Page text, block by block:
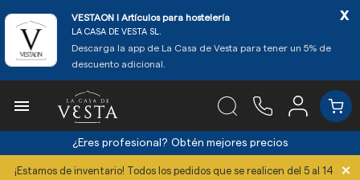
VESTAON l Artículos para hostelería
LA CASA DE VESTA SL.
Descarga la app de La Casa de Vesta para tener un 5% de
descuento adicional.
x

¿Eres profesional? Obtén mejores precios
¡Estamos de inventario! Todos los pedidos que se realicen del 5 al 14
×